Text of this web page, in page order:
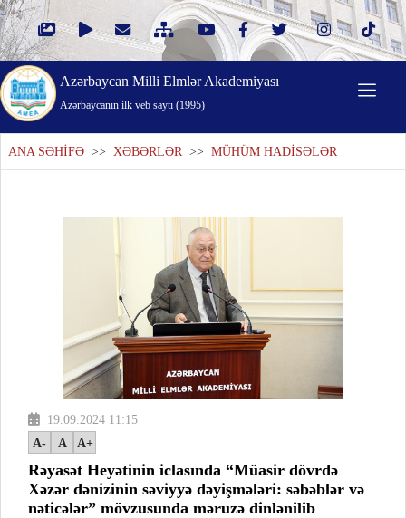
Azərbaycan Milli Elmlər Akademiyası
Azərbaycanın ilk veb saytı (1995)
ANA SƏHİFƏ >> XƏBƏRLƏR >> MÜHÜM HADİSƏLƏR
19.09.2024 11:15
A-
A A+
Rəyasət Heyətinin iclasında “Müasir dövrdə
Xəzər dənizinin səviyyə dəyişmələri: səbəblər və
nəticələr” mövzusunda məruzə dinlənilib